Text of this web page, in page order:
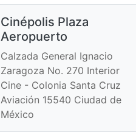
Cinépolis Plaza
Aeropuerto
Calzada General Ignacio
Zaragoza No. 270 Interior
Cine - Colonia Santa Cruz
Aviación 15540 Ciudad de
México